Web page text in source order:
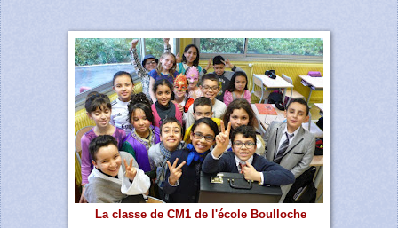
La classe de CM1 de l'école Boulloche